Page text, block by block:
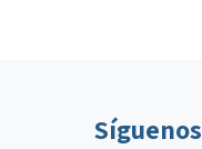
Síguenos